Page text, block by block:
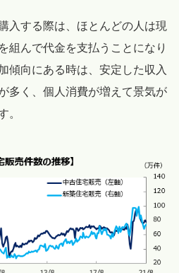
入する際は、ほとんどの人は現
組んで代金を支払うことになり
傾向にある時は、安定した収入
多く、個人消費が増えて景気が
。